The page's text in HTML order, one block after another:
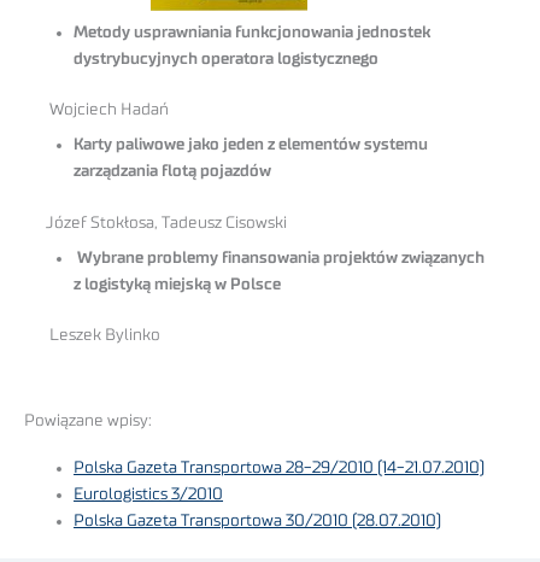
Metody usprawniania funkcjonowania jednostek
dystrybucyjnych operatora logistycznego
Wojciech Hadań
Karty paliwowe jako jeden z elementów systemu
zarządzania flotą pojazdów
Józef Stokłosa, Tadeusz Cisowski
Wybrane problemy finansowania projektów związanych
z logistyką miejską w Polsce
Leszek Bylinko
Powiązane wpisy:
Polska Gazeta Transportowa 28-29/2010 (14-21.07.2010)
Eurologistics 3/2010
Polska Gazeta Transportowa 30/2010 (28.07.2010)